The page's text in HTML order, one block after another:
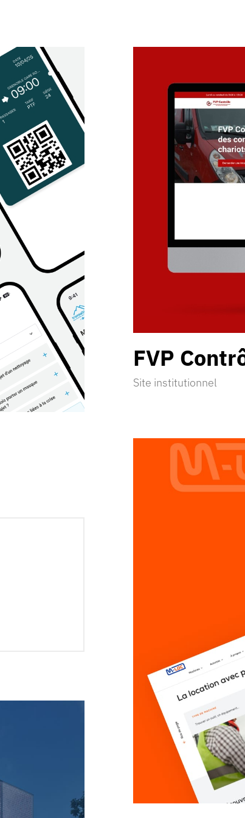
FVP
Site institutionnel